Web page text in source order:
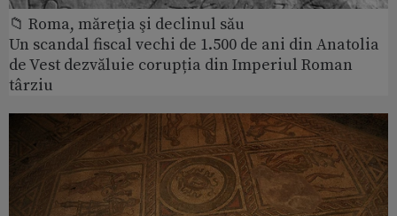
📁 Roma, măreţia şi declinul său
Un scandal fiscal vechi de 1.500 de ani din Anatolia
de Vest dezvăluie corupția din Imperiul Roman
târziu